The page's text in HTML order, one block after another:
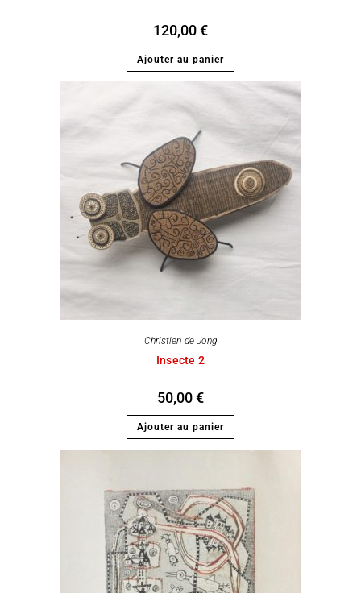
120,00€
Ajouter au panier
Christien de Jong
Insecte 2
50,00€
Ajouter au panier